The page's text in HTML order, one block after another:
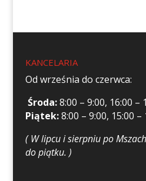
KANCELARIA
Od września do czerwca:
Środa:8:00 – 9:00, 16:00 –
Piątek:8:00 – 9:00, 15:00 –
( W lipcu i sierpniu po
do piątku. )